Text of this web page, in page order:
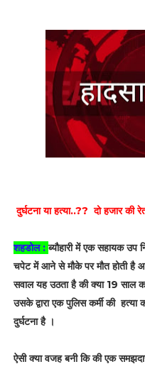
दुर्घटना या हत्या..?? दो हजार की
शहडोल :ब्यौहारी में एक सहायक उप
चपेट में आने से मौके पर मौत होती है
सवाल यह उठता है की क्या 19 साल
उसके द्वारा एक पुलिस कर्मी की
दुर्घटना है ।
ऐसी क्या वजह बनी कि की एक